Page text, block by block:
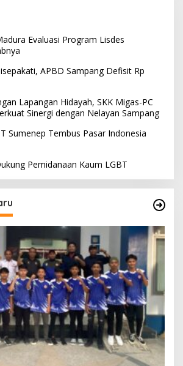
Evaluasi Program Lisdes
APBD Sampang Defisit Rp
Lapangan Hidayah, SKK Migas-PC
Sinergi dengan Nelayan Sampang
Sumenep Tembus Pasar Indonesia
Pemidanaan Kaum LGBT